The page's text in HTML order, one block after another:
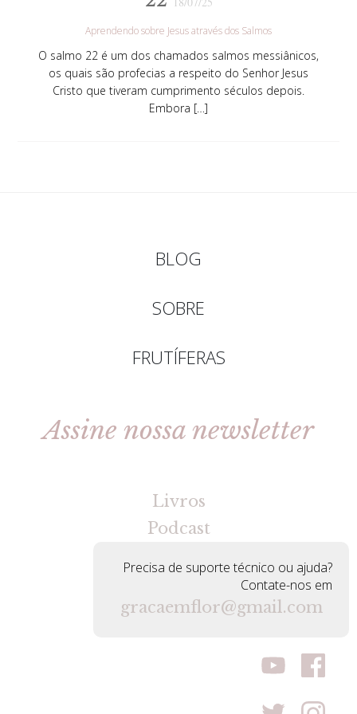
Aprendendo sobre Jesus através dos Salmos
O salmo 22 é um dos chamados salmos messiânicos,
os quais são profecias a respeito do Senhor Jesus
Cristo que tiveram cumprimento séculos depois.
Embora […]
BLOG
SOBRE
FRUTÍFERAS
Assine nossa newsletter
Livros
Podcast
Precisa de suporte técnico ou ajuda?
Contate-nos em
gracaemflor@gmail.com